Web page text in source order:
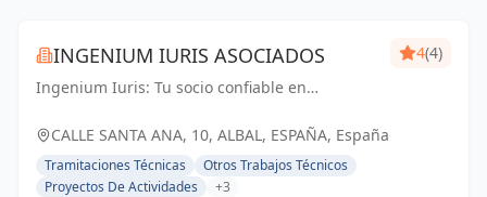
INGENIUM IURIS ASOCIADOS
Ingenium Iuris: Tu socio confiable en
Soluciones profesionales para proyectos
4(4)
CALLE SANTA ANA, 10, ALBAL, ESPAÑA, España
Tramitaciones Técnicas
Otros Trabajos Técnicos
Proyectos De Actividades
+3